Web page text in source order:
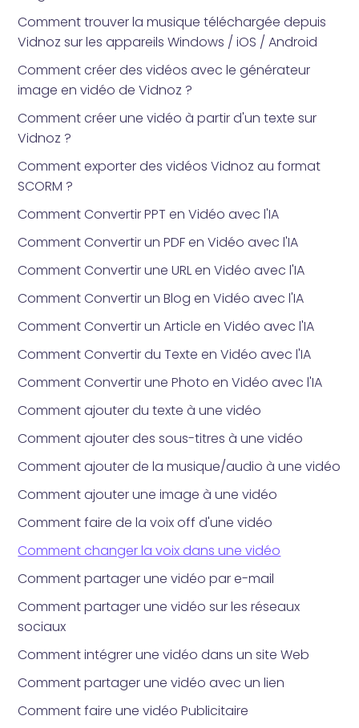
Comment trouver la musique téléchargée depuis
Vidnoz sur les appareils Windows / iOS / Android
Comment créer des vidéos avec le générateur
image en vidéo de Vidnoz ?
Comment créer une vidéo à partir d'un texte sur
Vidnoz ?
Comment exporter des vidéos Vidnoz au format
SCORM ?
Comment Convertir PPT en Vidéo avec l'IA
Comment Convertir un PDF en Vidéo avec l'IA
Comment Convertir une URL en Vidéo avec l'IA
Comment Convertir un Blog en Vidéo avec l'IA
Comment Convertir un Article en Vidéo avec l'IA
Comment Convertir du Texte en Vidéo avec l'IA
Comment Convertir une Photo en Vidéo avec l'IA
Comment ajouter du texte à une vidéo
Comment ajouter des sous-titres à une vidéo
Comment ajouter de la musique/audio à une vidéo
Comment ajouter une image à une vidéo
Comment faire de la voix off d'une vidéo
Comment changer la voix dans une vidéo
Comment partager une vidéo par e-mail
Comment partager une vidéo sur les réseaux
sociaux
Comment intégrer une vidéo dans un site Web
Comment partager une vidéo avec un lien
Comment faire une vidéo Publicitaire